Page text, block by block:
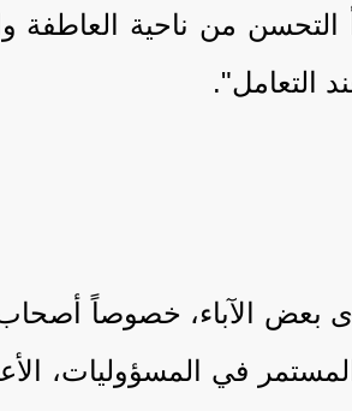
من ناحية العاطفة
التعامل".
بعض الآباء، خصوصاً
في المسؤوليات،